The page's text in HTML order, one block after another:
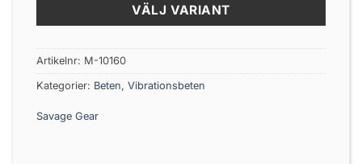
VÄLJ VARIANT
Artikelnr: M-10160
Kategorier: Beten, Vibrationsbeten
Savage Gear